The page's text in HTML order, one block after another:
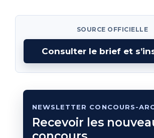
SOURCE OFFICIELLE
Consulter le brief et
NEWSLETTER CONCOURS-
Recevoir les